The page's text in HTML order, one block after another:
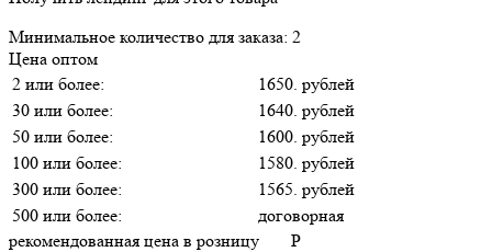
Минимальное количество для заказа: 2
Цена оптом
2 или более:
1650. рублей
30 или более:
1640. рублей
50 или более:
1600. рублей
100 или более:
1580. рублей
300 или более:
1565. рублей
500 или более:
договорная
рекомендованная цена в розницу
P